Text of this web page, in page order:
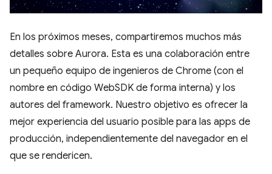
En los próximos meses, compartiremos muchos más
detalles sobre Aurora. Esta es una colaboración entre
un pequeño equipo de ingenieros de Chrome (con el
nombre en código WebSDK de forma interna) y los
autores del framework. Nuestro objetivo es ofrecer la
mejor experiencia del usuario posible para las apps de
producción, independientemente del navegador en el
que se rendericen.